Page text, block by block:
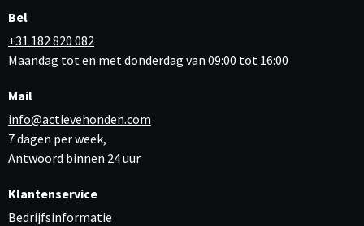
Bel
+31 182 820 082
Maandag tot en met donderdag van 09:00 tot 16:00
Mail
info@actievehonden.com
7 dagen per week,
Antwoord binnen 24 uur
Klantenservice
Bedrijfsinformatie